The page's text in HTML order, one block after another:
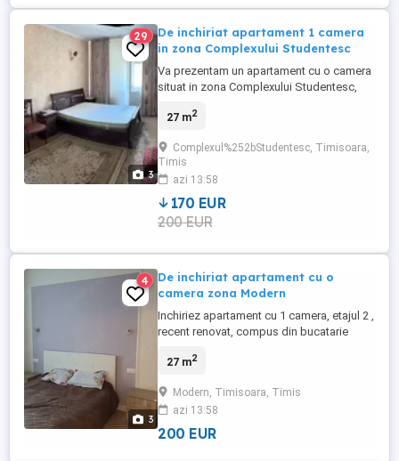
3
29
De inchiriat apartament 1 camera
in zona Complexului Studentesc
Va prezentam un apartament cu o camera
situat in zona Complexului Studentesc,
suprafata de 27 mp. Confortul termic se
este foarte aprope de facultati
27 m2
Complexul%252bStudentesc, Timisoara,
Timis
azi 13:58
170 EUR
200 EUR
3
4
De inchiriat apartament cu o
camera zona Modern
Inchiriez apartament cu 1 camera, etajul 2 ,
recent renovat, compus din bucatarie
este pozitionat la 15 minute de mers pe
este de 27 mp si este dotat cu centrala
termica.
27 m2
Modern, Timisoara, Timis
azi 13:58
200 EUR